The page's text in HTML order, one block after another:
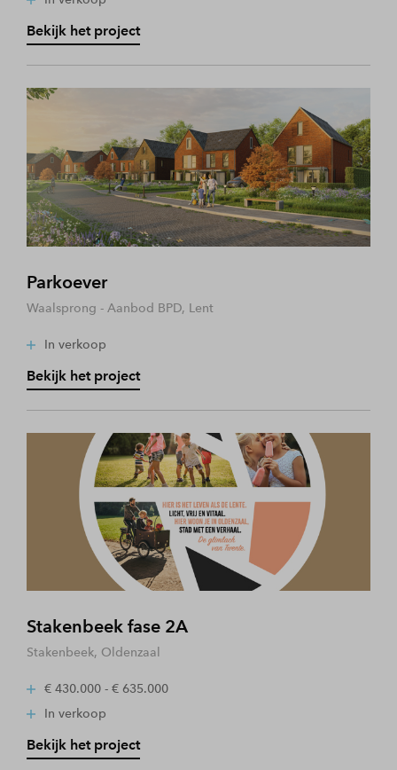
Bekijk het project
Parkoever
Waalsprong - Aanbod BPD, Lent
In verkoop
Bekijk het project
Stakenbeek fase 2A
Stakenbeek, Oldenzaal
€ 430.000 - € 635.000
In verkoop
Bekijk het project